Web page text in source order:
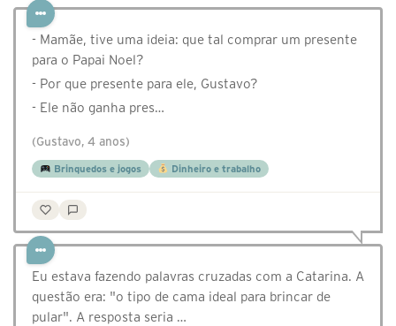
- Mamãe, tive uma ideia: que tal comprar um presente
para o Papai Noel?
- Por que presente para ele, Gustavo?
- Ele não ganha pres…
(Gustavo, 4 anos)
Brinquedos e jogos Dinheiro e trabalho
Eu estava fazendo palavras cruzadas com a Catarina. A
questão era: "o tipo de cama ideal para brincar de
pular". A resposta seria …